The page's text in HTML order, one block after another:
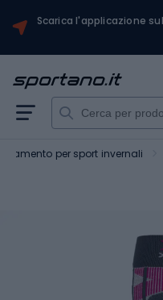
Scarica l'applicazione
per sport invernali